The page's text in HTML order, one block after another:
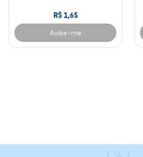
R$ 1,65
Avise-me